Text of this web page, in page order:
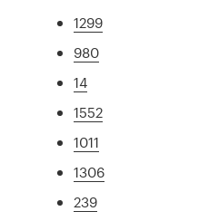
1299
980
14
1552
1011
1306
239